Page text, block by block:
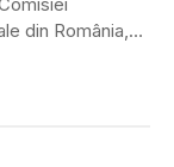
din România,